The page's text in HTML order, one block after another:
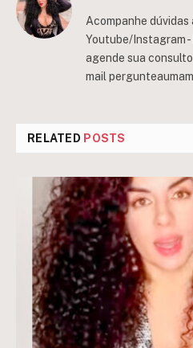
Acompanhe dúvidas
Youtube/Instagram -
agende sua
mail
RELATED POSTS